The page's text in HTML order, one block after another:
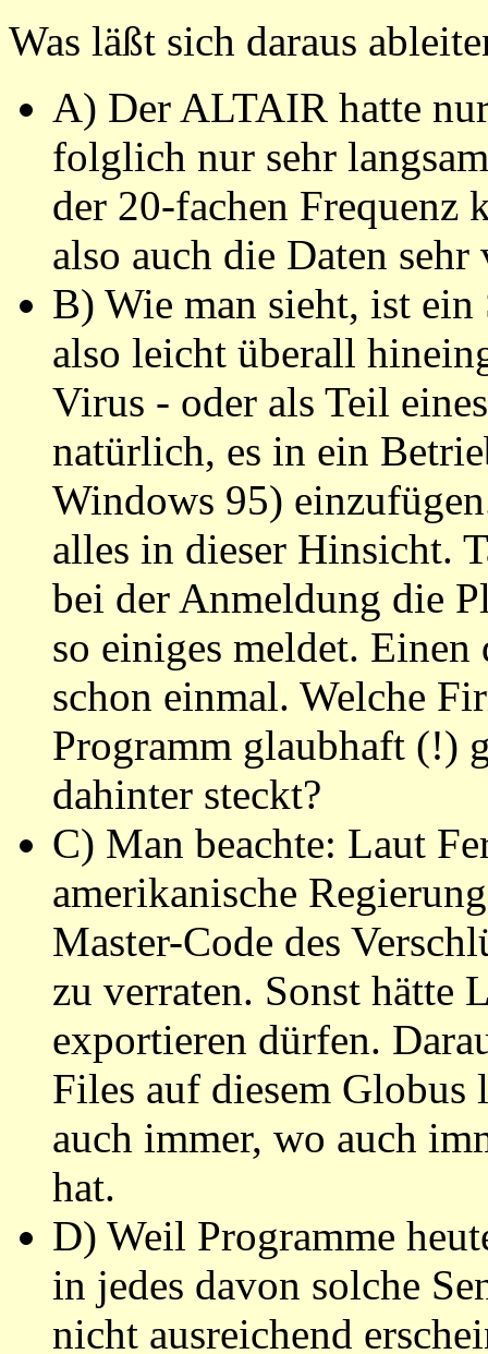
Was läßt sich daraus
A) Der ALTAIR hatte
folglich nur sehr
der 20-fachen Frequenz
also auch die Daten
B) Wie man sieht, ist
also leicht überall
Virus - oder als Teil
natürlich, es in ein
Windows 95)
alles in dieser Hinsicht.
bei der Anmeldung die
so einiges meldet.
schon einmal. Welche
Programm glaubhaft (!)
dahinter steckt?
C) Man beachte: Laut
amerikanische
Master-Code des
zu verraten. Sonst hätte
exportieren dürfen.
Files auf diesem Globus
auch immer, wo auch
hat.
D) Weil Programme
in jedes davon solche
nicht ausreichend